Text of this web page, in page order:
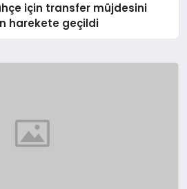
için transfer müjdesini
harekete geçildi